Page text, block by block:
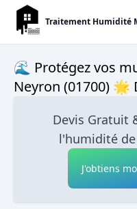
Traitement Humidité
🌊 Protégez vos
Neyron (01700)
Devis Gratuit
l'humidité
J'obtiens